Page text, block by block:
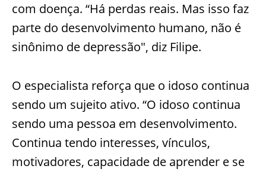
com doença. “Há perdas reais. Mas isso faz
parte do desenvolvimento humano, não é
sinônimo de depressão", diz Filipe.
O especialista reforça que o idoso continua
sendo um sujeito ativo. “O idoso continua
sendo uma pessoa em desenvolvimento.
Continua tendo interesses, vínculos,
motivadores, capacidade de aprender e se